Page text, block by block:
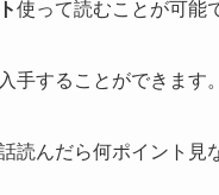
使って読むことが可能
手することができます。
読んだら何ポイント見